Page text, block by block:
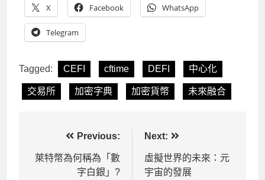
X Facebook WhatsApp
Telegram
Tagged: CEFI cftime DEFI 中心化
交易所 加密字典 加密貨幣 未來融合
章
Previous:
萊特幣為何稱為「數
字白銀」?
Next:
虛擬世界的未來：元
宇宙的發展